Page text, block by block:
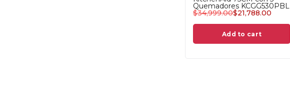
Quemadores KCGG530PBL
$34,999.00$21,788.00
Add to cart